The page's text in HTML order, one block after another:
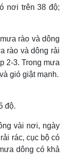
nơi trên 38 độ;
rào và dông
rào và dông rải
2-3. Trong mưa
gió giật mạnh.
độ.
vài nơi, ngày
rác, cục bộ có
dông có khả